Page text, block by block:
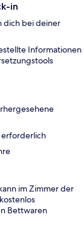
in
dich bei deiner
Informationen
erforderlich
im Zimmer der
Bettwaren